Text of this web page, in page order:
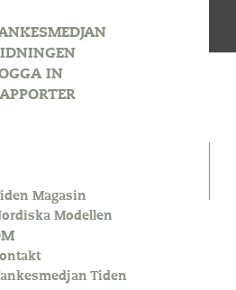
IN
Magasin
Modellen
Tiden